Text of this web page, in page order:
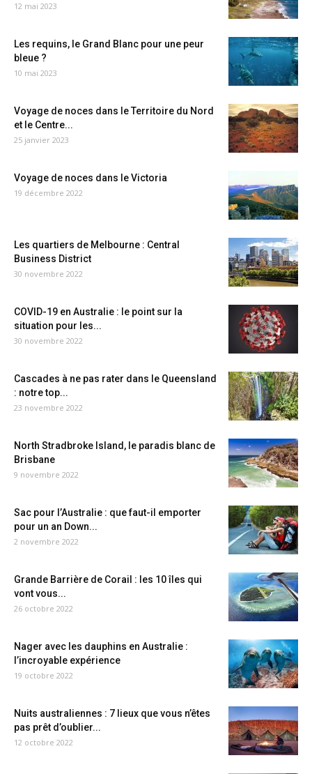
12 mai 2023
Les requins, le Grand Blanc pour une peur
bleue ?
10 mai 2023
Voyage de noces dans le Territoire du Nord
et le Centre...
25 janvier 2023
Voyage de noces dans le Victoria
19 décembre 2022
Les quartiers de Melbourne : Central
Business District
30 novembre 2022
COVID-19 en Australie : le point sur la
situation pour les...
30 novembre 2022
Cascades à ne pas rater dans le Queensland
: notre top...
23 novembre 2022
North Stradbroke Island, le paradis blanc de
Brisbane
9 novembre 2022
Sac pour l’Australie : que faut-il emporter
pour un an Down...
2 novembre 2022
Grande Barrière de Corail : les 10 îles qui
vont vous...
26 octobre 2022
Nager avec les dauphins en Australie :
l’incroyable expérience
19 octobre 2022
Nuits australiennes : 7 lieux que vous n’êtes
pas prêt d’oublier...
12 octobre 2022